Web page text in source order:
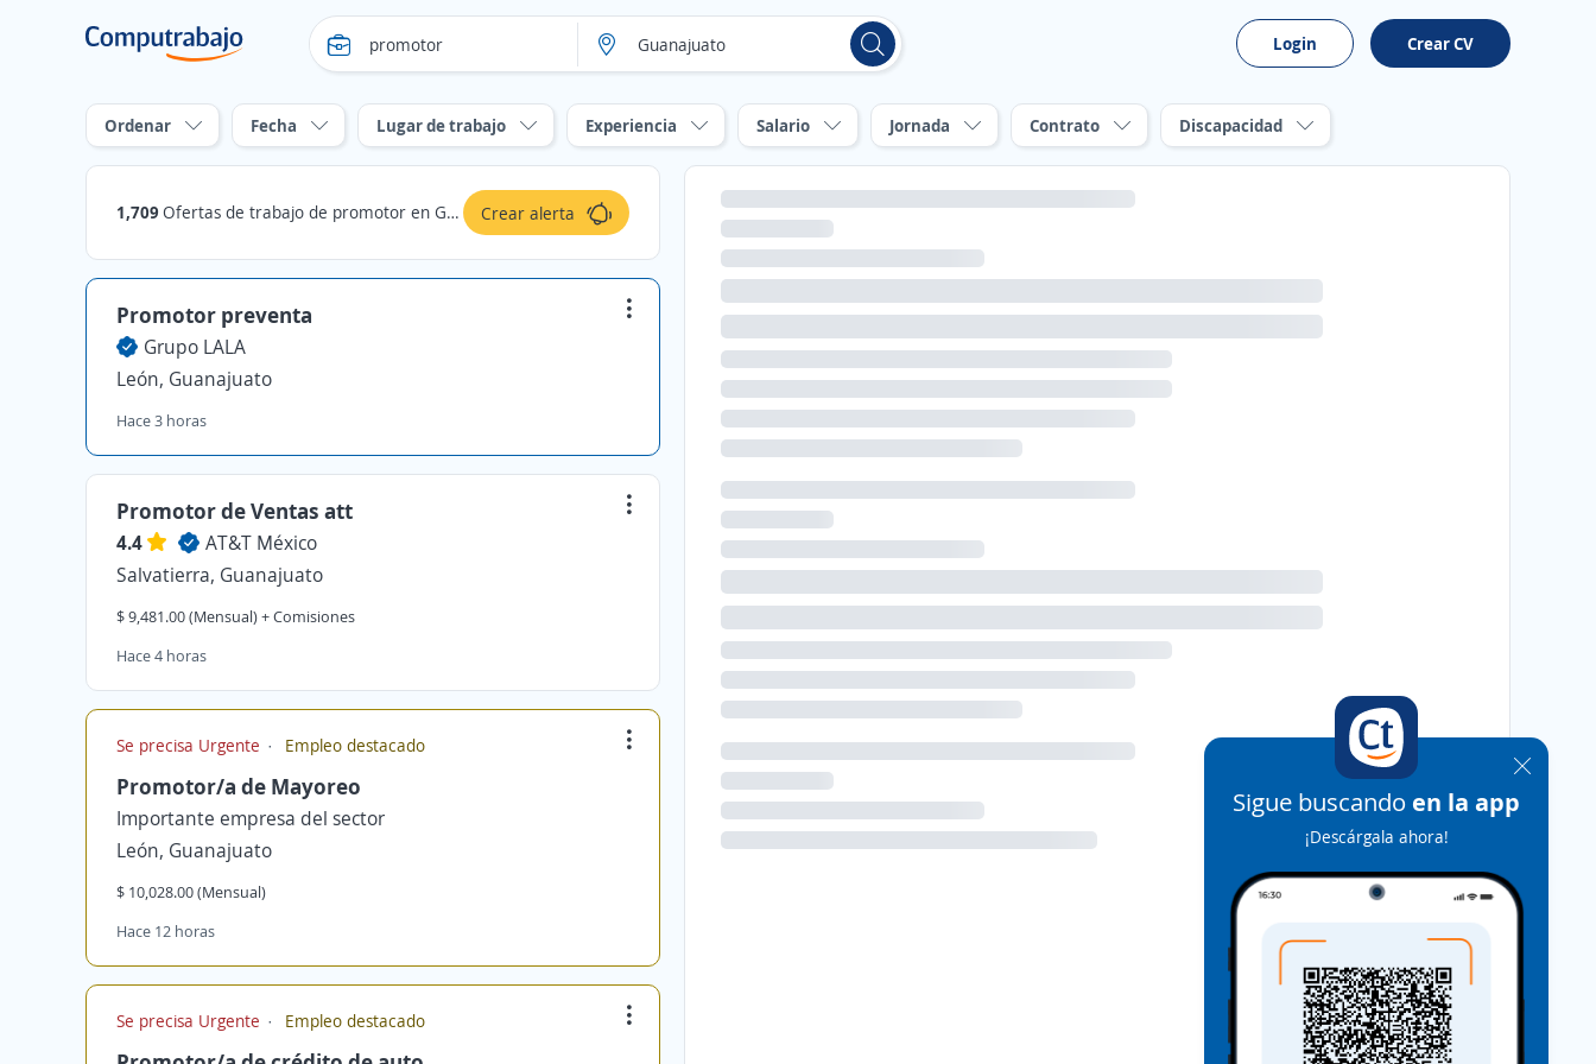
Login Crear CV
Ordenar Fecha Lugar de trabajo Experiencia Salario Jornada Contrato Discapacidad
1,709 Ofertas de trabajo de promotor en Guanajuato Crear alerta
Promotor preventa
Grupo LALA
León, Guanajuato
Hace 3 horas
Promotor de Ventas att
4.4
AT&T México
Salvatierra, Guanajuato
$ 9,481.00 (Mensual) + Comisiones
Hace 4 horas
Se precisa Urgente Empleo destacado
Promotor/a de Mayoreo
Importante empresa del sector
León, Guanajuato
$ 10,028.00 (Mensual)
Hace 12 horas
Se precisa Urgente Empleo destacado
Sigue buscando en la app
¡Descárgala ahora!